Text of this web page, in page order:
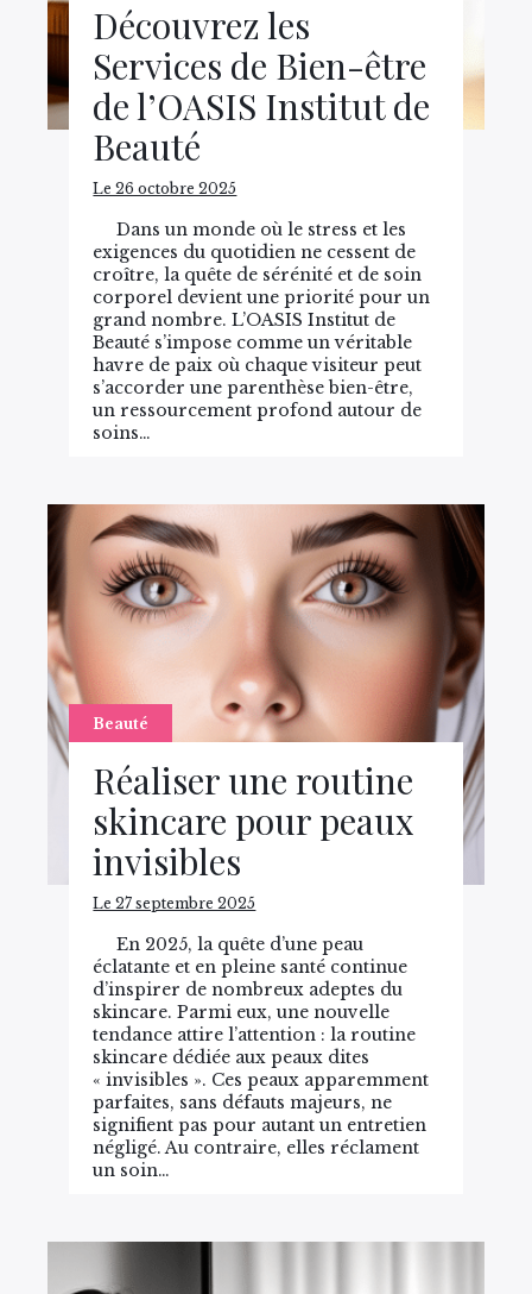
Découvrez les
Services de Bien-être
de l’OASIS Institut de
Beauté
Le 26 octobre 2025
Dans un monde où le stress et les
exigences du quotidien ne cessent de
croître, la quête de sérénité et de soin
corporel devient une priorité pour un
grand nombre. L’OASIS Institut de
Beauté s’impose comme un véritable
havre de paix où chaque visiteur peut
s’accorder une parenthèse bien-être,
un ressourcement profond autour de
soins…
Beauté
Réaliser une routine
skincare pour peaux
invisibles
Le 27 septembre 2025
En 2025, la quête d’une peau
éclatante et en pleine santé continue
d’inspirer de nombreux adeptes du
skincare. Parmi eux, une nouvelle
tendance attire l’attention : la routine
skincare dédiée aux peaux dites
« invisibles ». Ces peaux apparemment
parfaites, sans défauts majeurs, ne
signifient pas pour autant un entretien
négligé. Au contraire, elles réclament
un soin…